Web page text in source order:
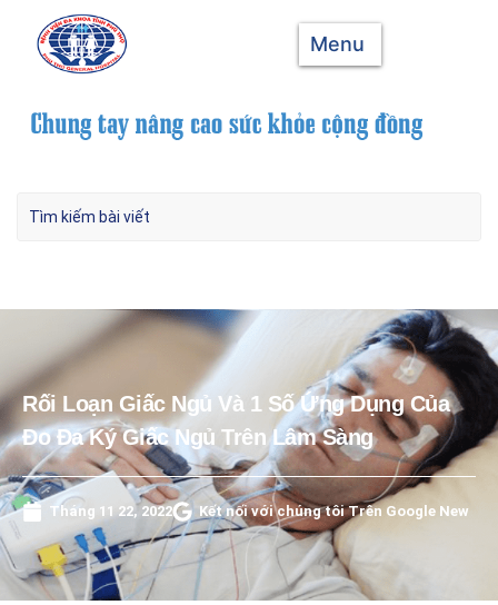
Menu
Rối Loạn Giấc Ngủ Và 1 Số Ứng Dụng Của
Đo Đa Ký Giấc Ngủ Trên Lâm Sàng
Tháng 11 22, 2022 Kết nối với chúng tôi Trên Google New